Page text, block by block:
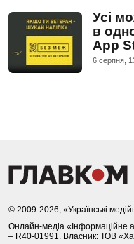
Усі
в
App
6 серпня,
© 2009-2026, «Українські
Онлайн-медіа «Інформаційне
– R40-01991. Власник: ТОВ